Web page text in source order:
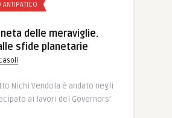
ANTIPATICO
delle meraviglie.
sfide planetarie
Nichi Vendola è andato negli
ai lavori del Governors’